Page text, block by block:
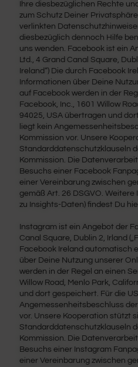
Ihre diesbezüglichen Rechte
zum Schutz Deiner
verlinkten
diesbezüglich dennoch Hilfe
uns wenden. Facebook ist ein
Ltd., 4 Grand Canal Square,
Ireland“) Die durch Facebook
Informationen über Deine
auf Facebook werden in der
Facebook, Inc., 1601 Willow
94025, USA übertragen und
liegt kein
Kommission vor. Unsere
Standarddatenschutzklauseln
Kommission. Die
Besuchs einer Facebook
einer Vereinbarung zwischen
gemäß Art. 26 DSGVO.
zu Insights-Daten) findest Du
Instagram ist ein Angebot der
Canal Square, Dublin 2, Irland
Facebook Ireland automatisch
über Deine Nutzung unserer
werden in der Regel an einen
Willow Road, Menlo Park,
und dort gespeichert. Für die
Angemessenheitsbeschluss
vor. Unsere Kooperation stützt
Standarddatenschutzklauseln
Kommission. Die
Besuchs einer Instagram
einer Vereinbarung zwischen